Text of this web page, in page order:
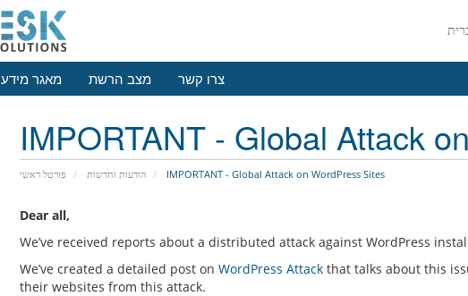
מאגר מידע מצב הרשת צרו קשר
IMPORTANT - Global Attack
פורטל ראשי הודעות וחדשות IMPORTANT - Global Attack on WordPress Sites
Dear all,
We’ve received reports about a distributed attack against WordPress
We’ve created a detailed post on WordPress Attackthat talks about this
their websites from this attack.